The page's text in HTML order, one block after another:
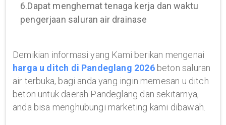
6.Dapat menghemat tenaga kerja dan waktu
pengerjaan saluran air drainase
Demikian informasi yang Kami berikan mengenai
harga u ditch di Pandeglang 2026beton saluran
air terbuka, bagi anda yang ingin memesan u ditch
beton untuk daerah Pandeglang dan sekitarnya,
anda bisa menghubungi marketing kami dibawah.